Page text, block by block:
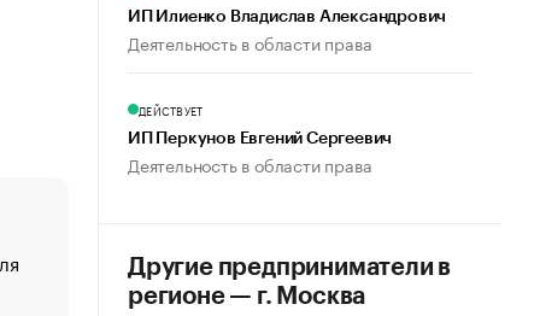
«От спорта тело стареет иначе». Как живет глава
создавшей GTA
ИП Илиенко Владислав Александрович
Деятельность в области права
ДЕЙСТВУЕТ
ИП Перкунов Евгений Сергеевич
Деятельность в области права
Другие предприниматели в
регионе — г. Москва